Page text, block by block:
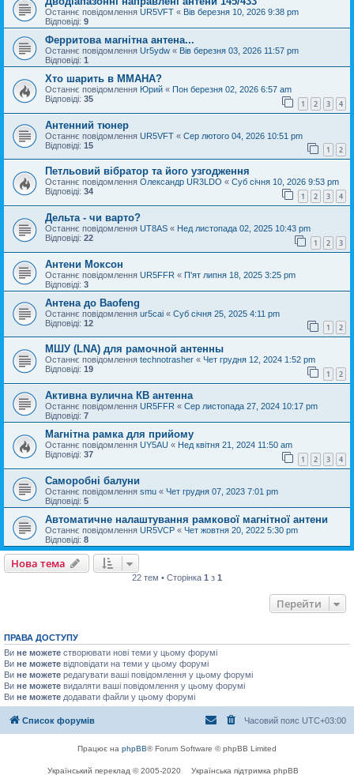
Останнє повідомлення UR5VFT « Вів березня 10, 2026 9:38 pm
Відповіді: 9
Ферритова магнітна антена...
Останнє повідомлення Ur5ydw « Вів березня 03, 2026 11:57 pm
Відповіді: 1
Хто шарить в ММАНА?
Останнє повідомлення Юрий « Пон березня 02, 2026 6:57 am
Відповіді: 35 1 2 3 4
Антенний тюнер
Останнє повідомлення UR5VFT « Сер лютого 04, 2026 10:51 pm
Відповіді: 15 1 2
Петльовий вібратор та його узгодження
Останнє повідомлення Oлександр UR3LDO « Суб січня 10, 2026 9:53 pm
Відповіді: 34 1 2 3 4
Дельта - чи варто?
Останнє повідомлення UT8AS « Нед листопада 02, 2025 10:43 pm
Відповіді: 22 1 2 3
Антени Моксон
Останнє повідомлення UR5FFR « П'ят липня 18, 2025 3:25 pm
Відповіді: 3
Антена до Baofeng
Останнє повідомлення ur5cai « Суб січня 25, 2025 4:11 pm
Відповіді: 12 1 2
МШУ (LNA) для рамочной антенны
Останнє повідомлення technotrasher « Чет грудня 12, 2024 1:52 pm
Відповіді: 19 1 2
Активна вулична КВ антенна
Останнє повідомлення UR5FFR « Сер листопада 27, 2024 10:17 pm
Відповіді: 7
Магнітна рамка для прийому
Останнє повідомлення UY5AU « Нед квітня 21, 2024 11:50 am
Відповіді: 37 1 2 3 4
Саморобні балуни
Останнє повідомлення smu « Чет грудня 07, 2023 7:01 pm
Відповіді: 5
Автоматичне налаштування рамкової магнітної антени
Останнє повідомлення UR5VCP « Чет жовтня 20, 2022 5:30 pm
Відповіді: 8
Нова тема
22 тем • Сторінка 1 з 1
Перейти
ПРАВА ДОСТУПУ
Ви не можете створювати нові теми у цьому форумі
Ви не можете відповідати на теми у цьому форумі
Ви не можете редагувати ваші повідомлення у цьому форумі
Ви не можете видаляти ваші повідомлення у цьому форумі
Ви не можете додавати файли у цьому форумі
Список форумів Часовий пояс UTC+03:00
Працює на phpBB® Forum Software © phpBB Limited
Український переклад © 2005-2020 Українська підтримка phpBB